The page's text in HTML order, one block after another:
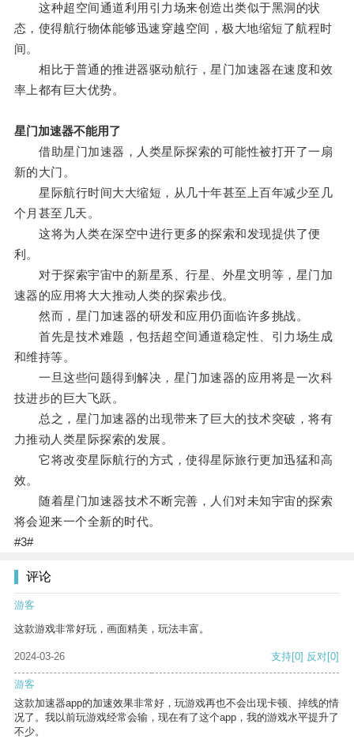
这种超空间通道利用引力场来创造出类似于黑洞的状
态，使得航行物体能够迅速穿越空间，极大地缩短了航程时
间。
相比于普通的推进器驱动航行，星门加速器在速度和效
率上都有巨大优势。
星门加速器不能用了
借助星门加速器，人类星际探索的可能性被打开了一扇
新的大门。
星际航行时间大大缩短，从几十年甚至上百年减少至几
个月甚至几天。
这将为人类在深空中进行更多的探索和发现提供了便
利。
对于探索宇宙中的新星系、行星、外星文明等，星门加
速器的应用将大大推动人类的探索步伐。
然而，星门加速器的研发和应用仍面临许多挑战。
首先是技术难题，包括超空间通道稳定性、引力场生成
和维持等。
一旦这些问题得到解决，星门加速器的应用将是一次科
技进步的巨大飞跃。
总之，星门加速器的出现带来了巨大的技术突破，将有
力推动人类星际探索的发展。
它将改变星际航行的方式，使得星际旅行更加迅猛和高
效。
随着星门加速器技术不断完善，人们对未知宇宙的探索
将会迎来一个全新的时代。
#3#
评论
游客
这款游戏非常好玩，画面精美，玩法丰富。
2024-03-26 支持[0] 反对[0]
游客
这款加速器app的加速效果非常好，玩游戏再也不会出现卡顿、掉线的情
况了。我以前玩游戏经常会输，现在有了这个app，我的游戏水平提升了
不少。